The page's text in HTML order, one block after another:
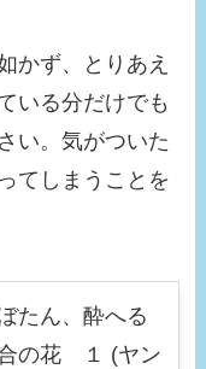
かず、とりあえ
いる分だけでも
い。気がついた
てしまうことを
たん、酔へる
の花 １ (ヤン